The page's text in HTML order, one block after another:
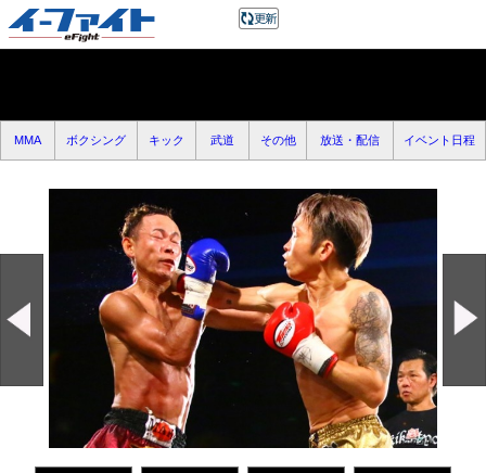
MMA ボクシング キック 武道 その他 放送・配信 イベント日程